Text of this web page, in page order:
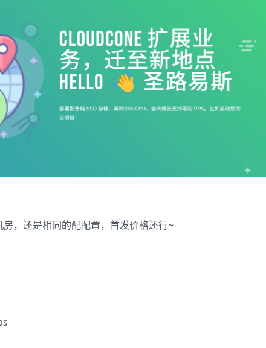
，还是相同的配配置，首发价格还行~